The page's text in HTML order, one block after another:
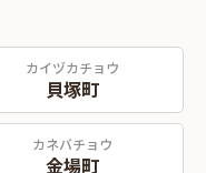
カイヅカチョウ
貝塚町
カネバチョウ
金場町